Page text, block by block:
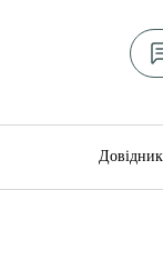
Довідник